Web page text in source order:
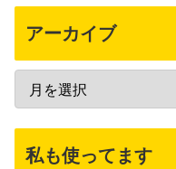
アーカイブ
私も使ってます